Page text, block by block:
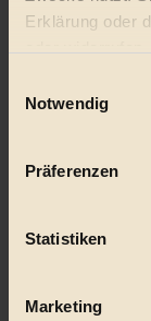
Erklärung oder
Wenn Sie es
Ihr
Erfahren Sie
Notwendig
Präferenzen
Statistiken
Marketing
kinderbuch
nachhaltig